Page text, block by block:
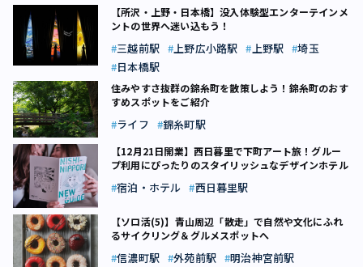
【所沢・上野・日本橋】没入体験型エンターテインメ
ントの世界へ迷い込もう！
三越前駅 上野広小路駅 上野駅
埼玉
日本橋駅
住みやすさ抜群の錦糸町を散策しよう！錦糸町のおす
すめスポットをご紹介
ライフ 錦糸町駅
【12月21日開業】西日暮里で下町アート旅！グルー
プ利用にぴったりのスタイリッシュなデザインホテル
宿泊・ホテル 西日暮里駅
【ソロ活(5)】青山周辺「散走」で自然や文化にふれ
るサイクリング＆グルメスポットへ
信濃町駅 外苑前駅
明治神宮前駅